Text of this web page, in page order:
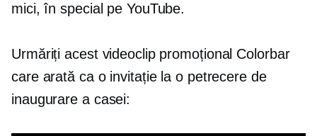
mici, în special pe YouTube.
Urmăriți acest videoclip promoțional Colorbar
care arată ca o invitație la o petrecere de
inaugurare a casei: